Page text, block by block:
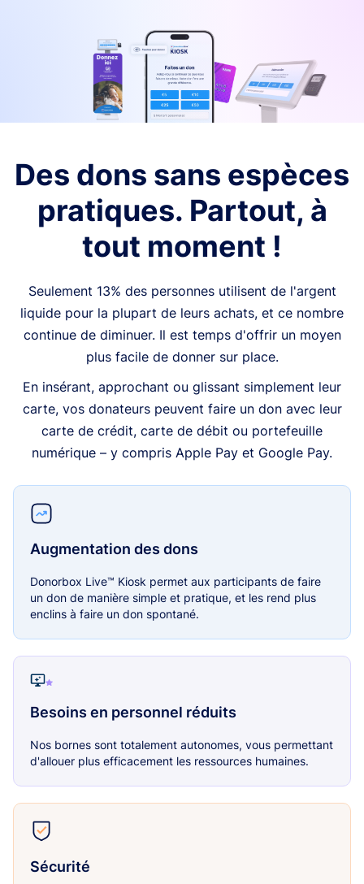
Des dons sans espèces
pratiques. Partout, à
tout moment !
Seulement 13% des personnes utilisent de l'argent
liquide pour la plupart de leurs achats, et ce nombre
continue de diminuer. Il est temps d'offrir un moyen
plus facile de donner sur place.
En insérant, approchant ou glissant simplement leur
carte, vos donateurs peuvent faire un don avec leur
carte de crédit, carte de débit ou portefeuille
numérique – y compris Apple Pay et Google Pay.
Augmentation des dons
Donorbox Live™ Kiosk permet aux participants de faire
un don de manière simple et pratique, et les rend plus
enclins à faire un don spontané.
Besoins en personnel réduits
Nos bornes sont totalement autonomes, vous permettant
d'allouer plus efficacement les ressources humaines.
Sécurité